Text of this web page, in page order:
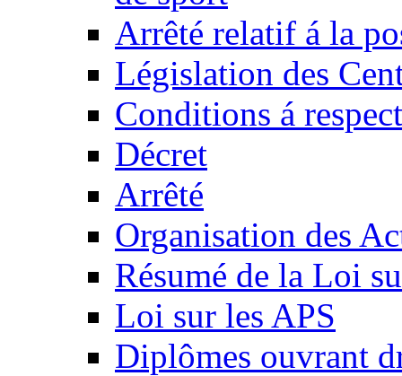
Arrêté relatif á la
Législation des
Conditions á
Décret
Arrêté
Organisation des
Résumé de la Loi
Loi sur les APS
Diplômes ouvrant